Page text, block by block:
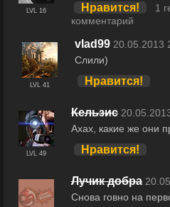
LVL 16 Нравится!
1
комментарий
LVL 41
vlad99 20.05.2013
Слили)
Нравится!
LVL 49
Кельзис
Ахах, какие же они
Нравится!
Лучик добра
Снова говно на